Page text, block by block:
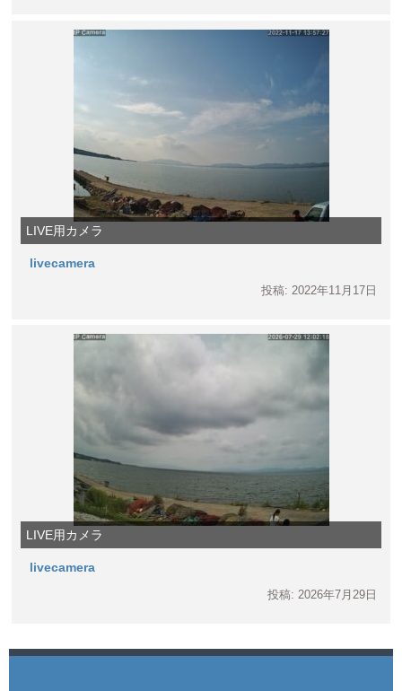
LIVE用カメラ
livecamera
投稿: 2022年11月17日
LIVE用カメラ
livecamera
投稿: 2026年7月29日